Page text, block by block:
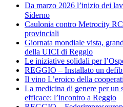
Da marzo 2026 l’inizio dei
Siderno
Caulonia contro Metrocity
provinciali
Giornata mondiale vista,
della UICI di Reggio
Le iniziative solidali per
REGGIO – Installato un
Il vino L’eroico della
La medicina di genere per un
efficace: l’incontro a Reggio